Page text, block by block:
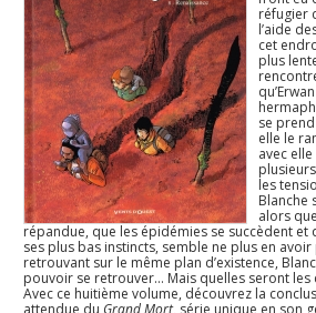
réfugier
l’aide
cet
plus
se
elle le
avec
les
Blanche
alors
répandue, que les épidémies se succèdent et
ses plus bas instincts, semble ne plus en
retrouvant sur le même plan d’existence,
pouvoir se retrouver… Mais quelles seront les
Avec ce huitième volume, découvrez la
attendue du Grand Mort, série unique en son